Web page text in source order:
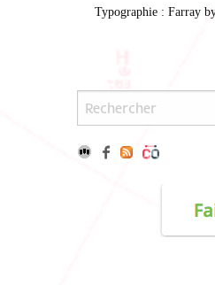
Typographie : Farray